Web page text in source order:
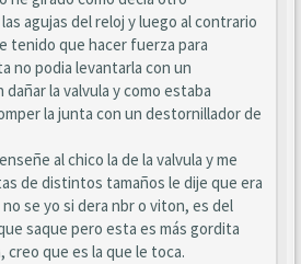
agujas del reloj y luego al contrario
tenido que hacer fuerza para
no podia levantarla con un
la valvula y como estaba
la junta con un destornillador de
al chico la de la valvula y me
de distintos tamaños le dije que era
se yo si dera nbr o viton, es del
saque pero esta es más gordita
creo que es la que le toca.